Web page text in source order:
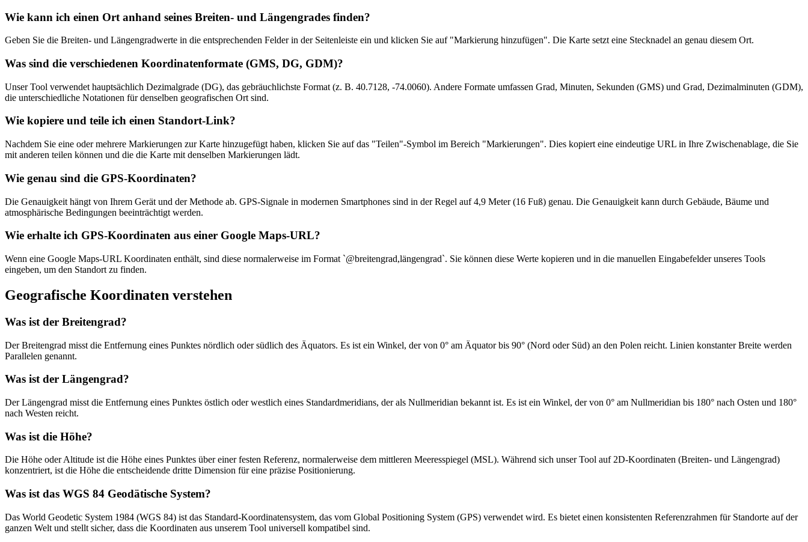
Wie kann ich einen Ort anhand seines Breiten- und Längengrades finden?
Geben Sie die Breiten- und Längengradwerte in die entsprechenden Felder in der Seitenleiste ein und klicken Sie auf "Markierung hinzufügen". Die Karte setzt eine Stecknadel an genau diesem Ort.
Was sind die verschiedenen Koordinatenformate (GMS, DG, GDM)?
Unser Tool verwendet hauptsächlich Dezimalgrade (DG), das gebräuchlichste Format (z. B. 40.7128, -74.0060). Andere Formate umfassen Grad, Minuten, Sekunden (GMS) und Grad, Dezimalminuten (GDM),
die unterschiedliche Notationen für denselben geografischen Ort sind.
Wie kopiere und teile ich einen Standort-Link?
Nachdem Sie eine oder mehrere Markierungen zur Karte hinzugefügt haben, klicken Sie auf das "Teilen"-Symbol im Bereich "Markierungen". Dies kopiert eine eindeutige URL in Ihre Zwischenablage, die Sie
mit anderen teilen können und die die Karte mit denselben Markierungen lädt.
Wie genau sind die GPS-Koordinaten?
Die Genauigkeit hängt von Ihrem Gerät und der Methode ab. GPS-Signale in modernen Smartphones sind in der Regel auf 4,9 Meter (16 Fuß) genau. Die Genauigkeit kann durch Gebäude, Bäume und
atmosphärische Bedingungen beeinträchtigt werden.
Wie erhalte ich GPS-Koordinaten aus einer Google Maps-URL?
Wenn eine Google Maps-URL Koordinaten enthält, sind diese normalerweise im Format `@breitengrad,längengrad`. Sie können diese Werte kopieren und in die manuellen Eingabefelder unseres Tools
eingeben, um den Standort zu finden.
Geografische Koordinaten verstehen
Was ist der Breitengrad?
Der Breitengrad misst die Entfernung eines Punktes nördlich oder südlich des Äquators. Es ist ein Winkel, der von 0° am Äquator bis 90° (Nord oder Süd) an den Polen reicht. Linien konstanter Breite werden
Parallelen genannt.
Was ist der Längengrad?
Der Längengrad misst die Entfernung eines Punktes östlich oder westlich eines Standardmeridians, der als Nullmeridian bekannt ist. Es ist ein Winkel, der von 0° am Nullmeridian bis 180° nach Osten und 180°
nach Westen reicht.
Was ist die Höhe?
Die Höhe oder Altitude ist die Höhe eines Punktes über einer festen Referenz, normalerweise dem mittleren Meeresspiegel (MSL). Während sich unser Tool auf 2D-Koordinaten (Breiten- und Längengrad)
konzentriert, ist die Höhe die entscheidende dritte Dimension für eine präzise Positionierung.
Was ist das WGS 84 Geodätische System?
Das World Geodetic System 1984 (WGS 84) ist das Standard-Koordinatensystem, das vom Global Positioning System (GPS) verwendet wird. Es bietet einen konsistenten Referenzrahmen für Standorte auf der
ganzen Welt und stellt sicher, dass die Koordinaten aus unserem Tool universell kompatibel sind.